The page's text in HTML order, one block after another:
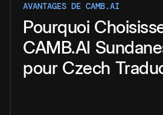
AVANTAGES DE CAMB.AI
Pourquoi
CAMB.AI
pour Czech